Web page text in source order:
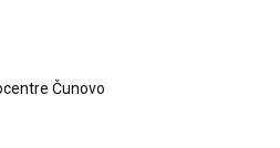
Čunovo